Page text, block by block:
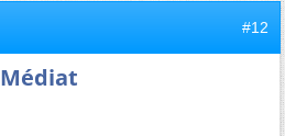
#12
Médiat